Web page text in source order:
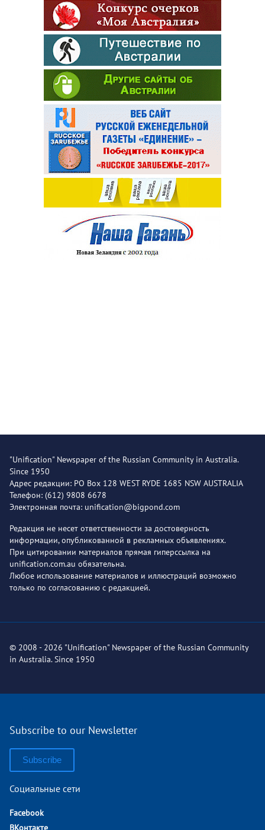
"Unification" Newspaper of the Russian Community in Australia.
Since 1950
Адрес редакции: PO Box 128 WEST RYDE 1685 NSW AUSTRALIA
Телефон: (612) 9808 6678
Электронная почта: unification@bigpond.com
Редакция не несет ответственности за достоверность
информации, опубликованной в рекламных объявлениях.
При цитировании материалов прямая гиперссылка на
unification.com.au обязательна.
Любое использование материалов и иллюстраций возможно
только по согласованию с редакцией.
© 2008 - 2026 "Unification" Newspaper of the Russian Community
in Australia. Since 1950
Subscribe to our Newsletter
Subscribe
Социальные сети
Facebook
ВКонтакте